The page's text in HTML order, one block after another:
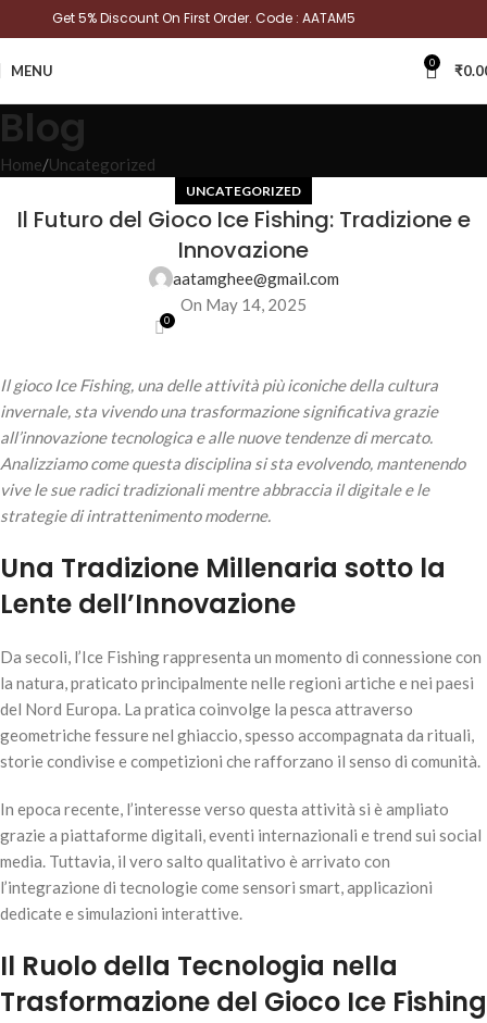
Get 5% Discount On First Order. Code : AATAM5
MENU 0 ₹
Blog
Home Uncategorized
UNCATEGORIZED
Il Futuro del Gioco Ice Fishing: Tradizione e
Innovazione
aatamghee@gmail.com
On May 14, 2025
0
Il gioco Ice Fishing, una delle attività più iconiche della cultura
invernale, sta vivendo una trasformazione significativa grazie
all’innovazione tecnologica e alle nuove tendenze di mercato.
Analizziamo come questa disciplina si sta evolvendo, mantenendo
vive le sue radici tradizionali mentre abbraccia il digitale e le
strategie di intrattenimento moderne.
Una Tradizione Millenaria sotto la
Lente dell’Innovazione
Da secoli, l’Ice Fishing rappresenta un momento di connessione con
la natura, praticato principalmente nelle regioni artiche e nei paesi
del Nord Europa. La pratica coinvolge la pesca attraverso
geometriche fessure nel ghiaccio, spesso accompagnata da rituali,
storie condivise e competizioni che rafforzano il senso di comunità.
In epoca recente, l’interesse verso questa attività si è ampliato
grazie a piattaforme digitali, eventi internazionali e trend sui social
media. Tuttavia, il vero salto qualitativo è arrivato con
l’integrazione di tecnologie come sensori smart, applicazioni
dedicate e simulazioni interattive.
Il Ruolo della Tecnologia nella
Trasformazione del Gioco Ice Fishing